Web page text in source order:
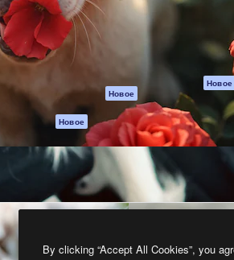
ИИ
Генератор голоса
на основе ИИ
Стоковый контент
Claude/ChatGPT
Новое
Агенты Новое
Мобильное
приложение
Все инструменты
Magnific
Условия и
положения
Политика
Оригиналы
Новое
Политика
cookie
Центр доверия
Партнеры
Предприятие
By clicking “Accept All Cookies”, you